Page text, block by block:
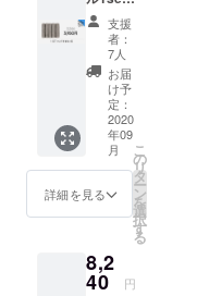
실버라이닝
은 일상을 살
아가는 당신
에게 언제나
깨끗함과 상
쾌함을 드리
기 위해 순수
한 은 섬유와
기술인 새니
타이즈, 오가
1set(4
外配送
料が含
まれて
いま
す。 ＊
9月から
の順次
配送予
定で
5枚＞
CAMPF
IRE限定
価格
25%割
引！ リ
ターン
構成：
シル
バーラ
イニン
グク
リーン
ケー
ジ、ハ
支援
者：
7人
お届
け予
定：
2020
年09
月
詳細を見る
こ
の
リ
タ
ー
ン
を
選
択
す
る
8,2
40 円